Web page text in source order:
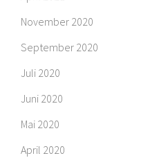
November 2020
September 2020
Juli 2020
Juni 2020
Mai 2020
April 2020